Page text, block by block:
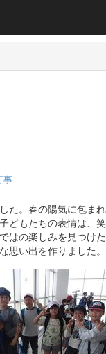
事
。春の陽気に包ま
もたちの表情は、
はの楽しみを見つけ
思い出を作りました。